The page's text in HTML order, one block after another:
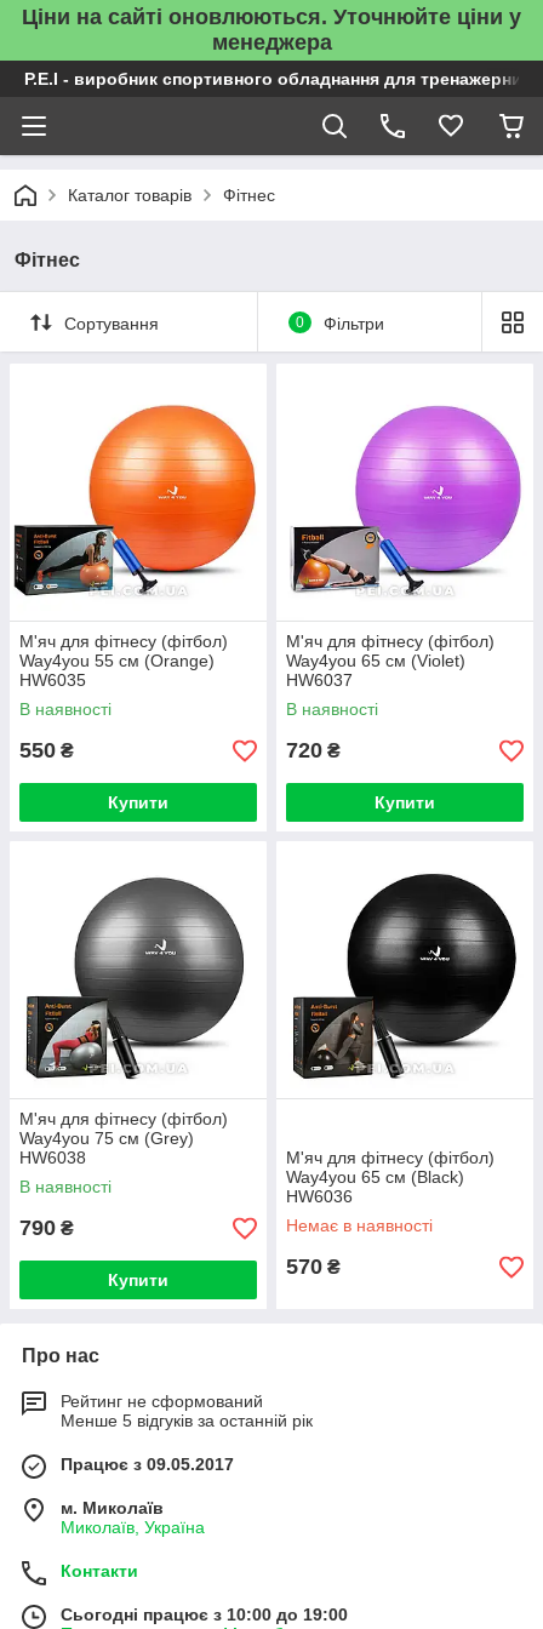
Ціни на сайті оновлюються. Уточнюйте ціни у
менеджера
P.E.I - виробник спортивного обладнання для тренажерних
Каталог товарів Фітнес
Фітнес
Сортування 0 Фільтри
М'яч для фітнесу (фітбол)
Way4you 55 см (Orange)
НW6035
В наявності
550 ₴
Купити
М'яч для фітнесу (фітбол)
Way4you 65 см (Violet)
НW6037
В наявності
720 ₴
Купити
М'яч для фітнесу (фітбол)
Way4you 75 см (Grey)
НW6038
В наявності
790 ₴
Купити
М'яч для фітнесу (фітбол)
Way4you 65 см (Black)
НW6036
Немає в наявності
570 ₴
Про нас
Рейтинг не сформований
Менше 5 відгуків за останній рік
Працює з 09.05.2017
м. Миколаїв
Миколаїв, Україна
Контакти
Сьогодні працює з 10:00 до 19:00